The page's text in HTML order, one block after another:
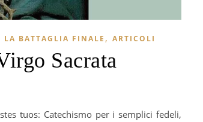
LA BATTAGLIA FINALE , ARTICOLI
Sacrata